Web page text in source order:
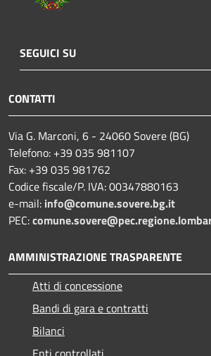
SEGUICI SU
CONTATTI
Via G. Marconi, 6 - 24060 Sovere (BG)
Telefono: +39 035 981107
Fax: +39 035 981762
Codice fiscale/P. IVA: 00347880163
e-mail: info@comune.sovere.bg.it
PEC:
AMMINISTRAZIONE TRASPARENTE
Atti di concessione
Bandi di gara e contratti
Bilanci